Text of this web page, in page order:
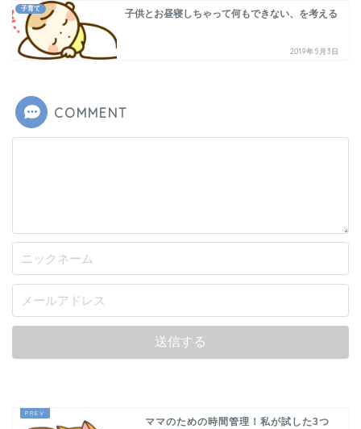
子育て 子供とお昼寝しちゃって何もできない、を考える
2019年5月3日
COMMENT
ママのための時間管理！私が試した3つ